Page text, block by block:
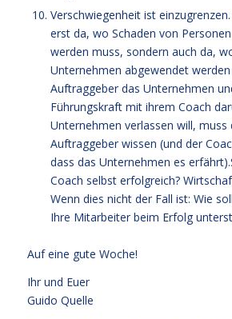
Verschwiegenheit ist
erst da, wo Schaden von
werden muss, sondern auch da,
Unternehmen abgewendet
Auftraggeber das Unternehmen
Führungskraft mit ihrem Coach
Unternehmen verlassen will, muss
Auftraggeber wissen (und der
dass das Unternehmen es
Coach selbst erfolgreich?
Wenn dies nicht der Fall ist: Wie
Ihre Mitarbeiter beim Erfolg
Auf eine gute Woche!
Ihr und Euer
Guido Quelle